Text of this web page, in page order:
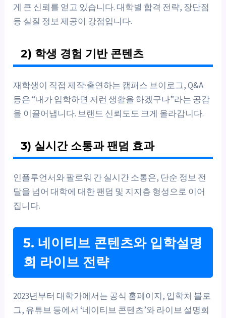
게 큰 신뢰를 얻고 있습니다. 대학별 합격 전략, 장단점
등 실질 정보 제공이 강점입니다.
2) 학생 경험 기반 콘텐츠
재학생이 직접 제작·출연하는 캠퍼스 브이로그, Q&A
등은 “내가 입학하면 저런 생활을 하겠구나”라는 공감
을 이끌어냅니다. 브랜드 신뢰도도 크게 올라갑니다.
3) 실시간 소통과 팬덤 효과
인플루언서와 팔로워 간 실시간 소통은, 단순 정보 전
달을 넘어 대학에 대한 팬덤 및 지지층 형성으로 이어
집니다.
5. 네이티브 콘텐츠와 입학설명
회 라이브 전략
2023년부터 대학가에서는 공식 홈페이지, 입학처 블로
그, 유튜브 등에서 ‘네이티브 콘텐츠’와 라이브 설명회